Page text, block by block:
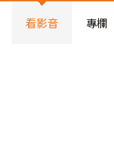
分配與高 CP 值煥新術
看影音 專欄